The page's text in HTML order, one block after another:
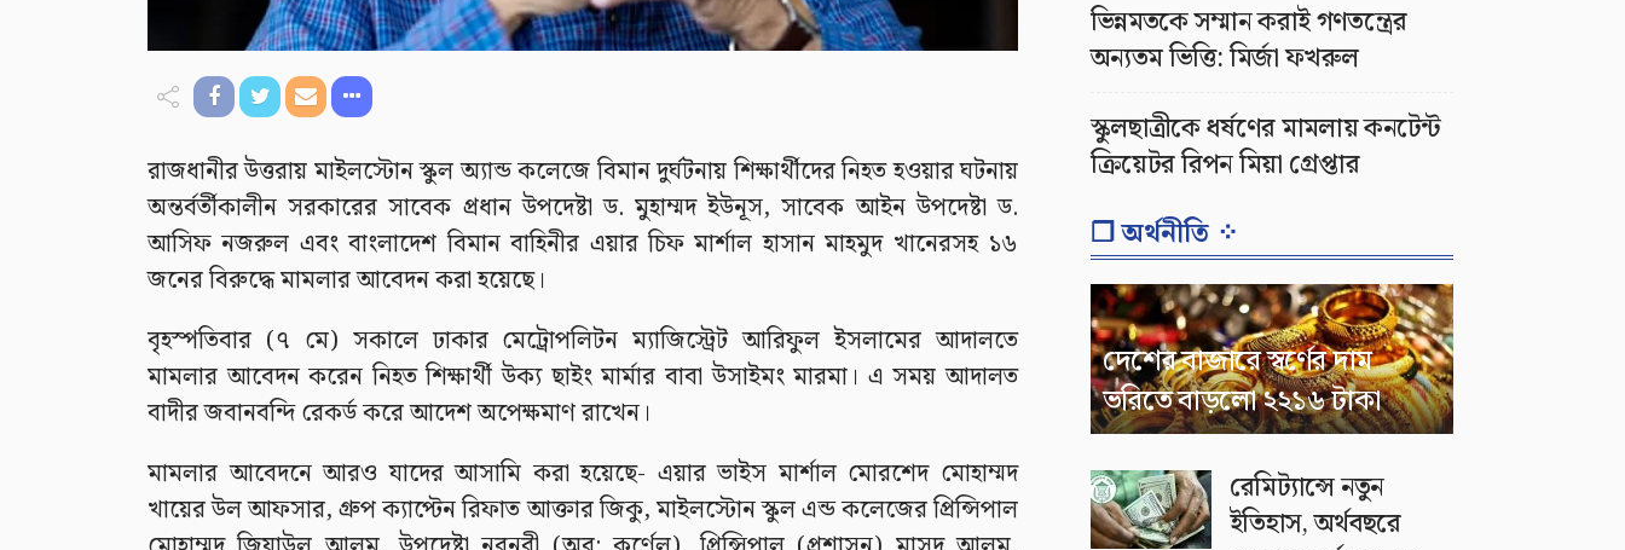
রাজধানীর উত্তরায় মাইলস্টোন স্কুল অ্যান্ড কলেজে বিমান দুর্ঘটনায় শিক্ষার্থীদের নিহত হওয়ার ঘটনায়
অন্তর্বর্তীকালীন সরকারের সাবেক প্রধান উপদেষ্টা ড. মুহাম্মদ ইউনূস, সাবেক আইন উপদেষ্টা ড.
আসিফ নজরুল এবং বাংলাদেশ বিমান বাহিনীর এয়ার চিফ মার্শাল হাসান মাহমুদ খানেরসহ ১৬
জনের বিরুদ্ধে মামলার আবেদন করা হয়েছে।
বৃহস্পতিবার (৭ মে) সকালে ঢাকার মেট্রোপলিটন ম্যাজিস্ট্রেট আরিফুল ইসলামের আদালতে
মামলার আবেদন করেন নিহত শিক্ষার্থী উক্য ছাইং মার্মার বাবা উসাইমং মারমা। এ সময় আদালত
বাদীর জবানবন্দি রেকর্ড করে আদেশ অপেক্ষমাণ রাখেন।
মামলার আবেদনে আরও যাদের আসামি করা হয়েছে- এয়ার ভাইস মার্শাল মোরশেদ মোহাম্মদ
খায়ের উল আফসার, গ্রুপ ক্যাপ্টেন রিফাত আক্তার জিকু, মাইলস্টোন স্কুল এন্ড কলেজের প্রিন্সিপাল
ভিন্নমতকে সম্মান করাই গণতন্ত্রের
অন্যতম ভিত্তি: মির্জা ফখরুল
স্কুলছাত্রীকে ধর্ষণের মামলায় কনটেন্ট
ক্রিয়েটর রিপন মিয়া গ্রেপ্তার
❐ অর্থনীতি ⁘
দেশের বাজারে স্বর্ণের দাম
ভরিতে বাড়লো ২২১৬ টাকা
রেমিট্যান্সে নতুন
ইতিহাস, অর্থবছরে